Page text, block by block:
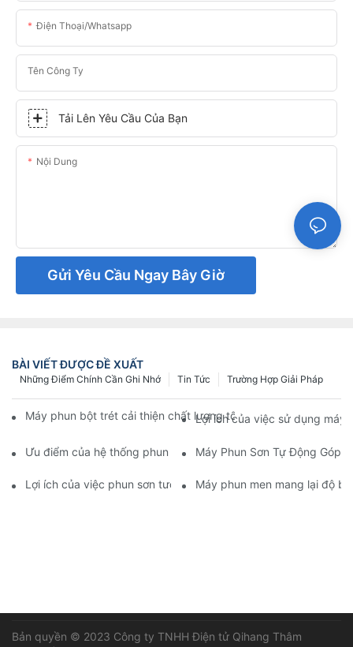
Điện Thoại/whatsapp
Tên Công Ty
Tải Lên Yêu Cầu Của Bạn
Nội Dung
Gửi Yêu Cầu Ngay Bây Giờ
BÀI VIẾT ĐƯỢC ĐỀ XUẤT
Trường Hợp Giải Pháp
Tin Tức
Những Điểm Chính Cần Ghi Nhớ
Máy phun bột trét cải thiện chất lượng tốc độ D của ứng dụng
Lợi ích của việc sử dụng máy
Ưu điểm của hệ thống phun tự động để đạt được sự phân bố
Máy Phun Sơn Tự Động Góp
Lợi ích của việc phun sơn tường bên trong đường ống để
Máy phun men mang lại độ
Bản quyền © 2023 Công ty TNHH Điện tử Qihang Thâm